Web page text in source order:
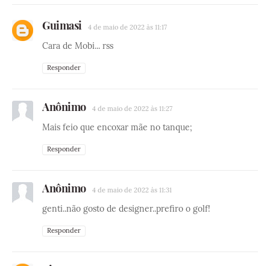
Guimasi 4 de maio de 2022 às 11:17
Cara de Mobi... rss
Responder
Anônimo 4 de maio de 2022 às 11:27
Mais feio que encoxar mãe no tanque;
Responder
Anônimo 4 de maio de 2022 às 11:31
genti..não gosto de designer..prefiro o golf!
Responder